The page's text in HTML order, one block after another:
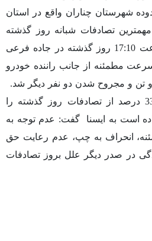
ال 90 درمحدوده شهرستان چناران واقع در استان
تصادفات شبانه روز گذشته
افزود: این حادثه که در ساعت 17:10 روز گذشته در جاده فرعی
مطمئنه از جانب راننده خودرو
تن و مجروح شدن دو نفر دیگر شد.
وی همچنین با بیان اینکه 33 درصد از تصادفات روز گذشته را
است به ایسنا
گفت: عدم توجه به
انحراف به چپ، عدم رعایت حق
در صدر دیگر علل بروز تصادفات